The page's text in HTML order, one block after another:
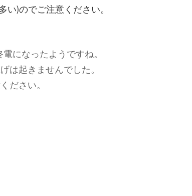
)のでご注意ください。
になったようですね。
は起きませんでした。
ださい。